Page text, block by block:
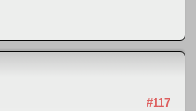
#117